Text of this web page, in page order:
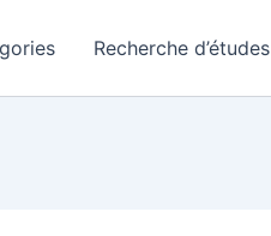
Recherche d’études